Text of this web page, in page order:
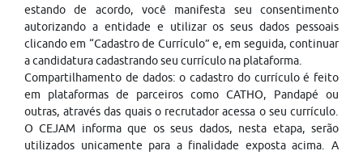
estando de acordo, você manifesta seu consentimento
autorizando a entidade e utilizar os seus dados pessoais
clicando em “Cadastro de Currículo” e, em seguida, continuar
a candidatura cadastrando seu currículo na plataforma.
Compartilhamento de dados: o cadastro do currículo é feito
em plataformas de parceiros como CATHO, Pandapé ou
outras, através das quais o recrutador acessa o seu currículo.
O CEJAM informa que os seus dados, nesta etapa, serão
utilizados unicamente para a finalidade exposta acima. A